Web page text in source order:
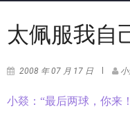
太佩服我自
2008 年 07 月 17 日
小燚：“最后两球，你来